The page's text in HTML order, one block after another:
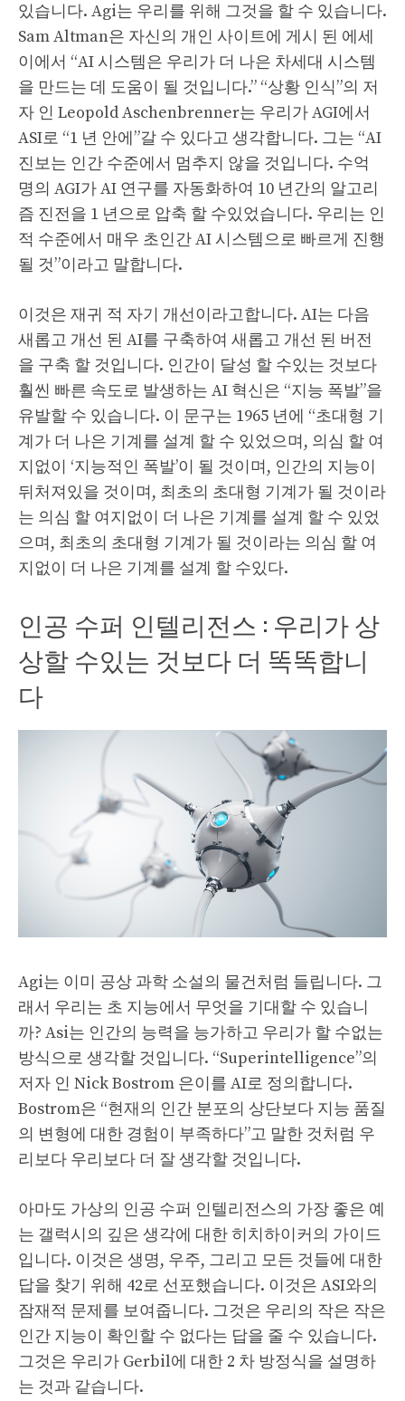
있습니다. Agi는 우리를 위해 그것을 할 수 있습니다.
Sam Altman은 자신의 개인 사이트에 게시 된 에세
이에서 “AI 시스템은 우리가 더 나은 차세대 시스템
을 만드는 데 도움이 될 것입니다.” “상황 인식”의 저
자 인 Leopold Aschenbrenner는 우리가 AGI에서
ASI로 “1 년 안에”갈 수 있다고 생각합니다. 그는 “AI
진보는 인간 수준에서 멈추지 않을 것입니다. 수억
명의 AGI가 AI 연구를 자동화하여 10 년간의 알고리
즘 진전을 1 년으로 압축 할 수있었습니다. 우리는 인
적 수준에서 매우 초인간 AI 시스템으로 빠르게 진행
될 것”이라고 말합니다.
이것은 재귀 적 자기 개선이라고합니다. AI는 다음
새롭고 개선 된 AI를 구축하여 새롭고 개선 된 버전
을 구축 할 것입니다. 인간이 달성 할 수있는 것보다
훨씬 빠른 속도로 발생하는 AI 혁신은 “지능 폭발”을
유발할 수 있습니다. 이 문구는 1965 년에 “초대형 기
계가 더 나은 기계를 설계 할 수 있었으며, 의심 할 여
지없이 ‘지능적인 폭발’이 될 것이며, 인간의 지능이
뒤처져있을 것이며, 최초의 초대형 기계가 될 것이라
는 의심 할 여지없이 더 나은 기계를 설계 할 수 있었
으며, 최초의 초대형 기계가 될 것이라는 의심 할 여
지없이 더 나은 기계를 설계 할 수있다.
인공 수퍼 인텔리전스 : 우리가 상
상할 수있는 것보다 더 똑똑합니
다
Agi는 이미 공상 과학 소설의 물건처럼 들립니다. 그
래서 우리는 초 지능에서 무엇을 기대할 수 있습니
까? Asi는 인간의 능력을 능가하고 우리가 할 수없는
방식으로 생각할 것입니다. “Superintelligence”의
저자 인 Nick Bostrom 은이를 AI로 정의합니다.
Bostrom은 “현재의 인간 분포의 상단보다 지능 품질
의 변형에 대한 경험이 부족하다”고 말한 것처럼 우
리보다 우리보다 더 잘 생각할 것입니다.
아마도 가상의 인공 수퍼 인텔리전스의 가장 좋은 예
는 갤럭시의 깊은 생각에 대한 히치하이커의 가이드
입니다. 이것은 생명, 우주, 그리고 모든 것들에 대한
답을 찾기 위해 42로 선포했습니다. 이것은 ASI와의
잠재적 문제를 보여줍니다. 그것은 우리의 작은 작은
인간 지능이 확인할 수 없다는 답을 줄 수 있습니다.
그것은 우리가 Gerbil에 대한 2 차 방정식을 설명하
는 것과 같습니다.